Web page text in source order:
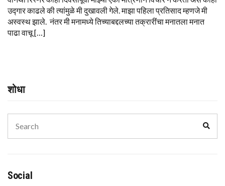
उद्गार काढले की त्यांमुळे मी दुखावली गेले. माझा पहिला प्रतिसाद म्हणजे मी
अस्वस्थ झाले. नंतर मी मनामध्ये तिच्याबद्दलच्या तक्रारींचा मनातला मनात
पाढा वाचू […]
शोधा
for:
Social